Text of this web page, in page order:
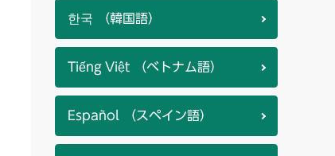
한국 （韓国語）
Tiếng Việt （ベトナム語）
Español （スペイン語）